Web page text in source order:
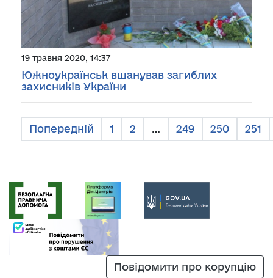
19 травня 2020, 14:37
Южноукраїнськ вшанував загиблих
захисників України
Попередній 1 2 … 249 250 251
Повідомити про корупцію